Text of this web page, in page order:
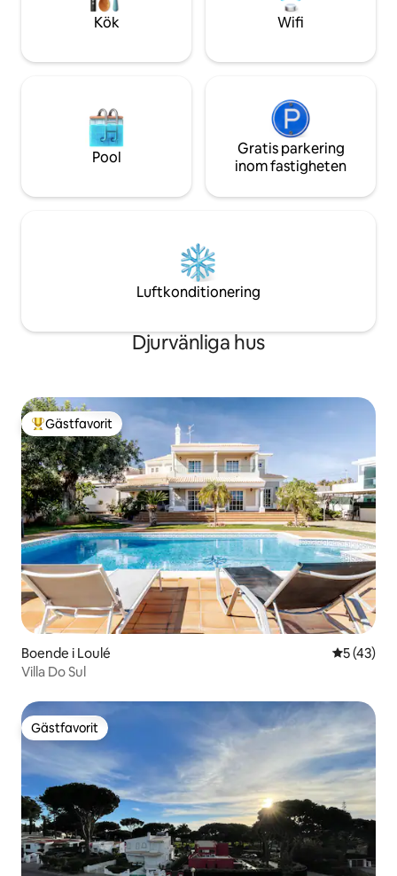
vistelse!
Kök Wifi
Pool
Gratis parkering
inom fastigheten
Luftkonditionering
Djurvänliga hus
Populär gästfavorit
Gästfavorit
Boende i Loulé 5 av 5 i
5 (43)
Villa Do Sul
Gästfavorit
Gästfavorit